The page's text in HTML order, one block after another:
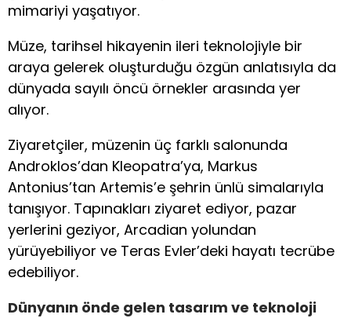
mimariyi yaşatıyor.
Müze, tarihsel hikayenin ileri teknolojiyle bir
araya gelerek oluşturduğu özgün anlatısıyla da
dünyada sayılı öncü örnekler arasında yer
alıyor.
Ziyaretçiler, müzenin üç farklı salonunda
Androklos’dan Kleopatra’ya, Markus
Antonius’tan Artemis’e şehrin ünlü simalarıyla
tanışıyor. Tapınakları ziyaret ediyor, pazar
yerlerini geziyor, Arcadian yolundan
yürüyebiliyor ve Teras Evler’deki hayatı tecrübe
edebiliyor.
Dünyanın önde gelen tasarım ve teknoloji